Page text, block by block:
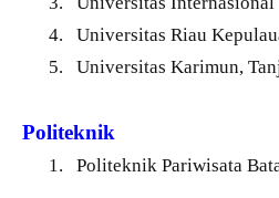
4.
Universitas Riau
5.
Universitas Karimun,
Politeknik
1. Politeknik Pariwisata